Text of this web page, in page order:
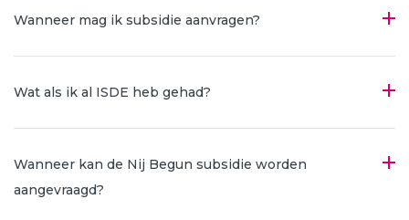
Wanneer mag ik subsidie aanvragen?
Wat als ik al ISDE heb gehad?
Wanneer kan de Nij Begun subsidie worden
aangevraagd?